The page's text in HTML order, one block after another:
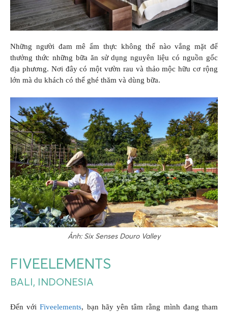
Những người đam mê ẩm thực không thể nào vắng mặt để
thưởng thức những bữa ăn sử dụng nguyên liệu có nguồn gốc
địa phương. Nơi đây có một vườn rau và thảo mộc hữu cơ rộng
lớn mà du khách có thể ghé thăm và dùng bữa.
Ảnh: Six Senses Douro Valley
FIVEELEMENTS
BALI, INDONESIA
Đến vớiFiveelements, bạn hãy yên tâm rằng mình đang tham